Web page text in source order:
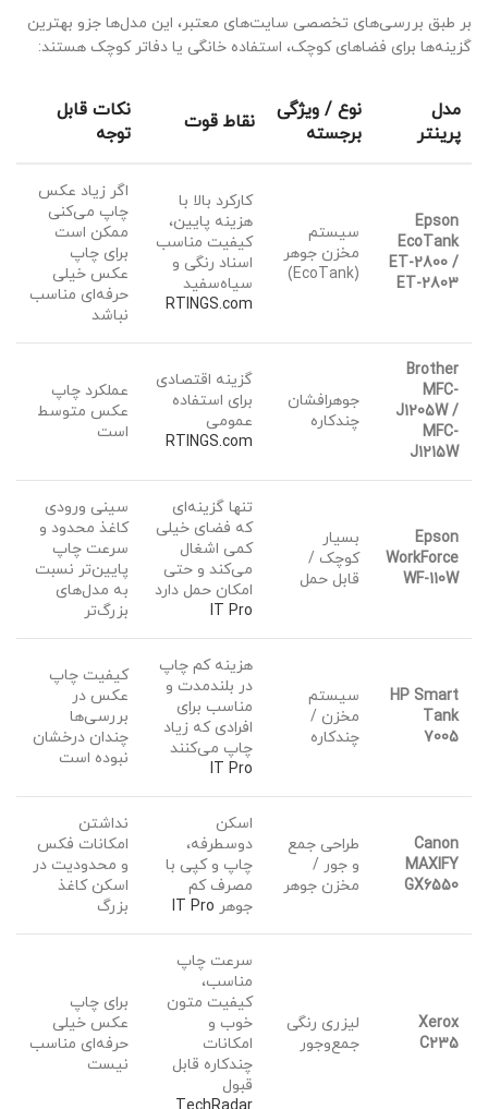
بر طبق بررسی‌های تخصصی سایت‌های معتبر، این مدل‌ها جزو بهترین
گزینه‌ها برای فضاهای کوچک، استفاده خانگی یا دفاتر کوچک هستند:
مدل
پرینتر
نوع / ویژگی
برجسته
نقاط قوت
نکات قابل
توجه
Epson
EcoTank
ET-2800 /
ET-2803
سیستم
مخزن جوهر
(EcoTank)
کارکرد بالا با
هزینه پایین،
کیفیت مناسب
اسناد رنگی و
سیاه‌سفید
RTINGS.com
اگر زیاد عکس
چاپ می‌کنی
ممکن است
برای چاپ
عکس خیلی
حرفه‌ای مناسب
نباشد
Brother
MFC-
J1205W /
MFC-
J1215W
جوهرافشان
چندکاره
گزینه اقتصادی
برای استفاده
عمومی
RTINGS.com
عملکرد چاپ
عکس متوسط
است
Epson
WorkForce
WF-110W
بسیار
کوچک /
قابل حمل
تنها گزینه‌ای
که فضای خیلی
کمی اشغال
می‌کند و حتی
امکان حمل دارد
IT Pro
سینی ورودی
کاغذ محدود و
سرعت چاپ
پایین‌تر نسبت
به مدل‌های
بزرگ‌تر
HP Smart
Tank
7005
سیستم
مخزن /
چندکاره
هزینه کم چاپ
در بلندمدت و
مناسب برای
افرادی که زیاد
چاپ می‌کنند
IT Pro
کیفیت چاپ
عکس در
بررسی‌ها
چندان درخشان
نبوده است
Canon
MAXIFY
GX6550
طراحی جمع
و جور /
مخزن جوهر
اسکن
دوسطرفه،
چاپ و کپی با
مصرف کم
جوهر IT Pro
نداشتن
امکانات فکس
و محدودیت در
اسکن کاغذ
بزرگ
Xerox
C235
لیزری رنگی
جمع‌وجور
سرعت چاپ
مناسب،
کیفیت متون
خوب و
امکانات
چندکاره قابل
قبول
برای چاپ
عکس خیلی
حرفه‌ای مناسب
نیست